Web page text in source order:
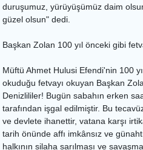
duruşumuz, yürüyüşümüz daim
güzel olsun" dedi.
Başkan Zolan 100 yıl önceki gibi
Müftü Ahmet Hulusi Efendi'nin 100
okuduğu fetvayı okuyan Başkan
Denizlililer! Bugün sabahın erken
tarafından işgal edilmiştir. Bu
ve devlete ihanettir, vatana karşı
tarih önünde affı imkânsız ve
halkının silaha sarılması ve